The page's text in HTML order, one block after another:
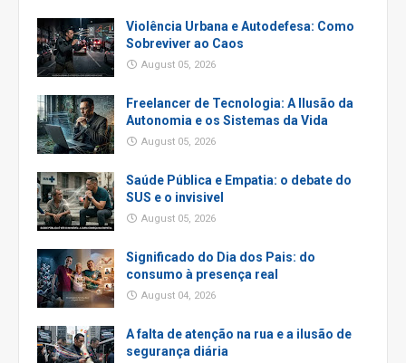
Violência Urbana e Autodefesa: Como
Sobreviver ao Caos
August 05, 2026
Freelancer de Tecnologia: A Ilusão da
Autonomia e os Sistemas da Vida
August 05, 2026
Saúde Pública e Empatia: o debate do
SUS e o invisivel
August 05, 2026
Significado do Dia dos Pais: do
consumo à presença real
August 04, 2026
A falta de atenção na rua e a ilusão de
segurança diária